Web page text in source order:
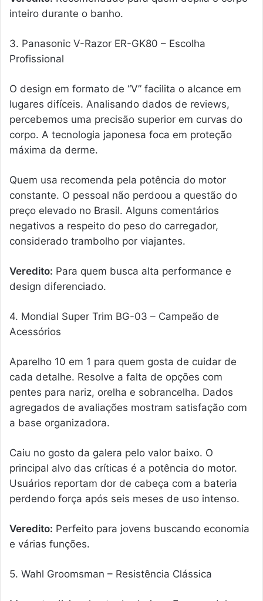
inteiro durante o banho.
3. Panasonic V-Razor ER-GK80 – Escolha
Profissional
O design em formato de “V” facilita o alcance em
lugares difíceis. Analisando dados de reviews,
percebemos uma precisão superior em curvas do
corpo. A tecnologia japonesa foca em proteção
máxima da derme.
Quem usa recomenda pela potência do motor
constante. O pessoal não perdoou a questão do
preço elevado no Brasil. Alguns comentários
negativos a respeito do peso do carregador,
considerado trambolho por viajantes.
Veredito: Para quem busca alta performance e
design diferenciado.
4. Mondial Super Trim BG-03 – Campeão de
Acessórios
Aparelho 10 em 1 para quem gosta de cuidar de
cada detalhe. Resolve a falta de opções com
pentes para nariz, orelha e sobrancelha. Dados
agregados de avaliações mostram satisfação com
a base organizadora.
Caiu no gosto da galera pelo valor baixo. O
principal alvo das críticas é a potência do motor.
Usuários reportam dor de cabeça com a bateria
perdendo força após seis meses de uso intenso.
Veredito: Perfeito para jovens buscando economia
e várias funções.
5. Wahl Groomsman – Resistência Clássica